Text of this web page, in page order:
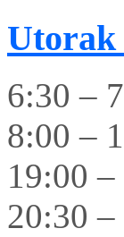
Utorak
6:30 –
8:00 –
19:00
20:30 –